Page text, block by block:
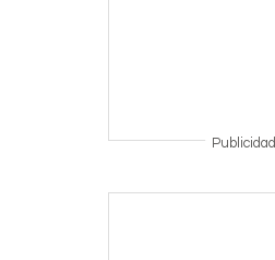
Publicidad